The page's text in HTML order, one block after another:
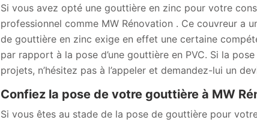
Si vous avez opté une gouttière en zinc pour votre
professionnel comme MW Rénovation . Ce couvreur a
de gouttière en zinc exige en effet une certaine
par rapport à la pose d’une gouttière en PVC. Si la
projets, n’hésitez pas à l’appeler et demandez-lui un
Confiez la pose de votre gouttière à MW
Si vous êtes au stade de la pose de gouttière pour